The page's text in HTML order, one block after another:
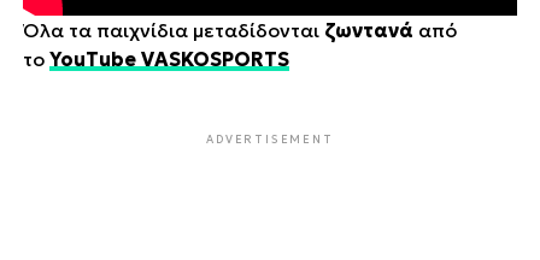
Όλα τα παιχνίδια μεταδίδονται ζωντανά από
το YouTube VASKOSPORTS
ADVERTISEMENT